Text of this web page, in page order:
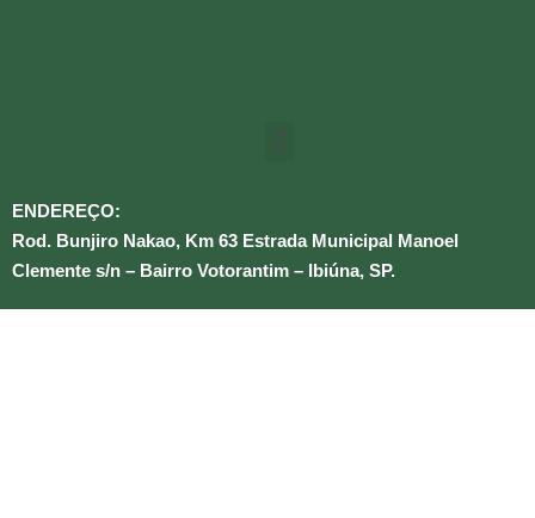
ENDEREÇO:
Rod. Bunjiro Nakao, Km 63 Estrada Municipal Manoel
Clemente s/n – Bairro Votorantim – Ibiúna, SP.